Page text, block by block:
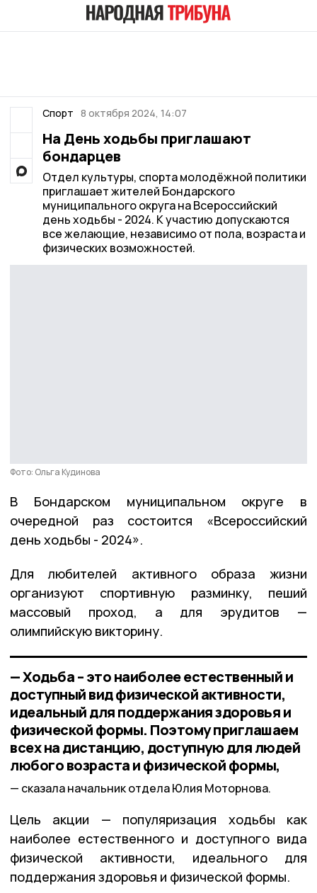
Спорт 8 октября 2024, 14:07
На День ходьбы приглашают
бондарцев
Отдел культуры, спорта молодёжной политики
приглашает жителей Бондарского
муниципального округа на Всероссийский
день ходьбы - 2024. К участию допускаются
все желающие, независимо от пола, возраста и
физических возможностей.
Фото: Ольга Кудинова
В Бондарском муниципальном округе в
очередной раз состоится «Всероссийский
день ходьбы - 2024».
Для любителей активного образа жизни
организуют спортивную разминку, пеший
массовый проход, а для эрудитов —
олимпийскую викторину.
— Ходьба – это наиболее естественный и
доступный вид физической активности,
идеальный для поддержания здоровья и
физической формы. Поэтому приглашаем
всех на дистанцию, доступную для людей
любого возраста и физической формы,
сказала начальник отдела Юлия Моторнова.
Цель акции — популяризация ходьбы как
наиболее естественного и доступного вида
физической активности, идеального для
поддержания здоровья и физической формы.